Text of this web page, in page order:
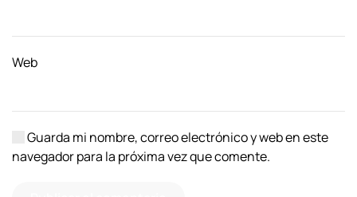
Web
Guarda mi nombre, correo electrónico y web en este
navegador para la próxima vez que comente.